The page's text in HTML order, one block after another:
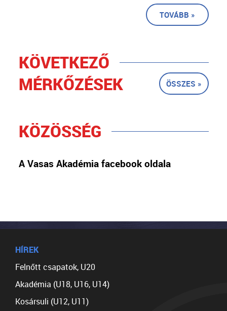
TOVÁBB »
KÖVETKEZŐ
MÉRKŐZÉSEK
ÖSSZES »
KÖZÖSSÉG
A Vasas Akadémia facebook oldala
HÍREK
Felnőtt csapatok, U20
Akadémia (U18, U16, U14)
Kosársuli (U12, U11)